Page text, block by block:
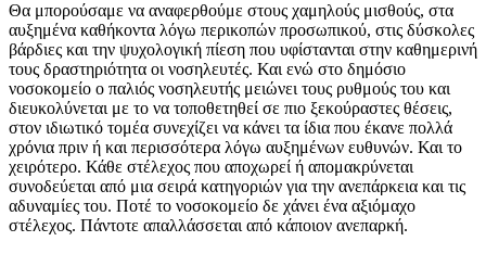
Θα μπορούσαμε να αναφερθούμε στους χαμηλούς μισθούς, στα
αυξημένα καθήκοντα λόγω περικοπών προσωπικού, στις δύσκολες
βάρδιες και την ψυχολογική πίεση που υφίστανται στην καθημερινή
τους δραστηριότητα οι νοσηλευτές. Και ενώ στο δημόσιο
νοσοκομείο ο παλιός νοσηλευτής μειώνει τους ρυθμούς του και
διευκολύνεται με το να τοποθετηθεί σε πιο ξεκούραστες θέσεις,
στον ιδιωτικό τομέα συνεχίζει να κάνει τα ίδια που έκανε πολλά
χρόνια πριν ή και περισσότερα λόγω αυξημένων ευθυνών. Και το
χειρότερο. Κάθε στέλεχος που αποχωρεί ή απομακρύνεται
συνοδεύεται από μια σειρά κατηγοριών για την ανεπάρκεια και τις
αδυναμίες του. Ποτέ το νοσοκομείο δε χάνει ένα αξιόμαχο
στέλεχος. Πάντοτε απαλλάσσεται από κάποιον ανεπαρκή.